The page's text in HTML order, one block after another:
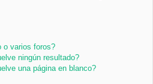
o varios foros?
ningún resultado?
una página en blanco?